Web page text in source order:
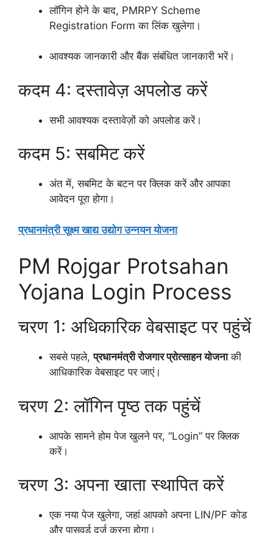
लॉगिन होने के बाद, PMRPY Scheme
Registration Form का लिंक खुलेगा।
आवश्यक जानकारी और बैंक संबंधित जानकारी भरें।
कदम 4: दस्तावेज़ अपलोड करें
सभी आवश्यक दस्तावेज़ों को अपलोड करें।
कदम 5: सबमिट करें
अंत में, सबमिट के बटन पर क्लिक करें और आपका
आवेदन पूरा होगा।
प्रधानमंत्री सूक्ष्म खाद्य उद्योग उन्नयन योजना
PM Rojgar Protsahan
Yojana Login Process
चरण 1: अधिकारिक वेबसाइट पर पहुंचें
सबसे पहले,प्रधानमंत्री रोजगार प्रोत्साहन योजनाकी
आधिकारिक वेबसाइट पर जाएं।
चरण 2: लॉगिन पृष्ठ तक पहुंचें
आपके सामने होम पेज खुलने पर, “Login” पर क्लिक
करें।
चरण 3: अपना खाता स्थापित करें
एक नया पेज खुलेगा, जहां आपको अपना LIN/PF कोड
और पासवर्ड दर्ज करना होगा।